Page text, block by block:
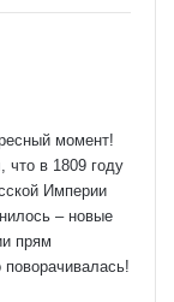
момент!
что в 1809 году
Империи
– новые
прям
поворачивалась!